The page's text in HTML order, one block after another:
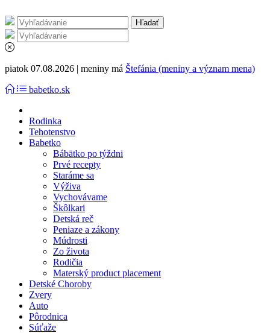
piatok 07.08.2026 | meniny má Štefánia (meniny a význam mena)
babetko.sk
Rodinka
Tehotenstvo
Babetko
Bábätko po týždni
Prvé recepty
Staráme sa
Výživa
Vychovávame
Škôlkari
Detská reč
Peniaze a zákony
Múdrosti
Zo života
Rodičia
Materský product placement
Detské Choroby
Zvery
Auto
Pôrodnica
Súťaže